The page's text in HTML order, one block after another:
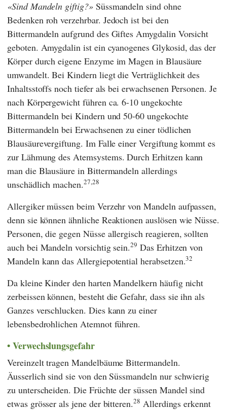
Sind Mandeln giftig? Süssmandeln sind ohne
Bedenken roh verzehrbar. Jedoch ist bei den
Bittermandeln aufgrund des Giftes Amygdalin Vorsicht
geboten. Amygdalin ist ein cyanogenes Glykosid, das der
Körper durch eigene Enzyme im Magen in Blausäure
umwandelt. Bei Kindern liegt die Verträglichkeit des
Inhaltsstoffs noch tiefer als bei erwachsenen Personen. Je
nach Körpergewicht führen ca. 6-10 ungekochte
Bittermandeln bei Kindern und 50-60 ungekochte
Bittermandeln bei Erwachsenen zu einer tödlichen
Blausäurevergiftung. Im Falle einer Vergiftung kommt es
zur Lähmung des Atemsystems. Durch Erhitzen kann
man die Blausäure in Bittermandeln allerdings
unschädlich machen.27,28
Allergiker müssen beim Verzehr von Mandeln aufpassen,
denn sie können ähnliche Reaktionen auslösen wie Nüsse.
Personen, die gegen Nüsse allergisch reagieren, sollten
auch bei Mandeln vorsichtig sein.29 Das Erhitzen von
Mandeln kann das Allergiepotential herabsetzen.32
Da kleine Kinder den harten Mandelkern häufig nicht
zerbeissen können, besteht die Gefahr, dass sie ihn als
Ganzes verschlucken. Dies kann zu einer
lebensbedrohlichen Atemnot führen.
Verwechslungsgefahr
Vereinzelt tragen Mandelbäume Bittermandeln.
Äusserlich sind sie von den Süssmandeln nur schwierig
zu unterscheiden. Die Früchte der süssen Mandel sind
etwas grösser als jene der bitteren.28 Allerdings erkennt